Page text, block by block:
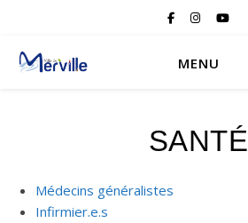
MENU
SANTÉ
Médecins généralistes
Infirmier.e.s